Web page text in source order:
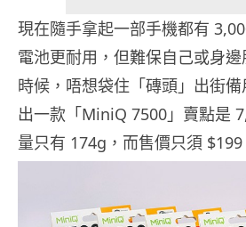
現在隨手拿起一部手機都有
電池更耐用，但難保自己或身
時候，唔想袋住「磚頭」出街
出一款「MiniQ 7500」賣點是
量只有 174g，而售價只須 $199